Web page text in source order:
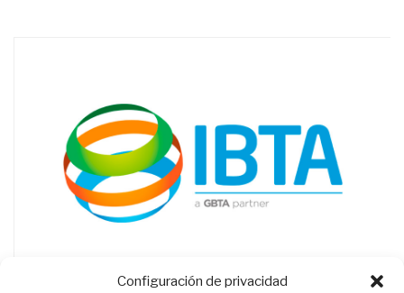
Configuración de privacidad